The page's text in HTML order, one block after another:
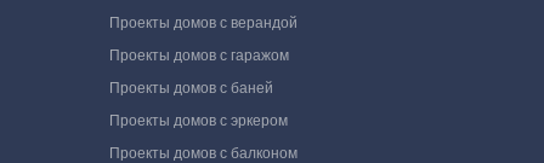
Проекты домов с верандой
Проекты домов с гаражом
Проекты домов с баней
Проекты домов с эркером
Проекты домов с балконом